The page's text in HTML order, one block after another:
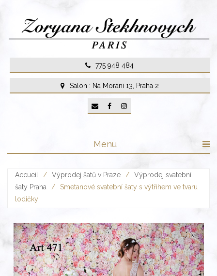
content
775 948 484
Salon : Na Moráni 13, Praha 2
Menu
Accueil / Výprodej šatů v Praze /
Výprodej svatební
šaty Praha
/
Smetanové svatební šaty s výtřihem ve tvaru
lodičky